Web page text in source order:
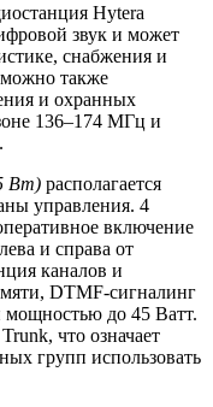
Hytera
звук и может
снабжения и
можно также
и охранных
136–174 МГц и
Вт) располагается
управления. 4
включение
и справа от
каналов и
DTMF-сигналинг
мощностью до 45 Ватт.
что означает
групп использовать